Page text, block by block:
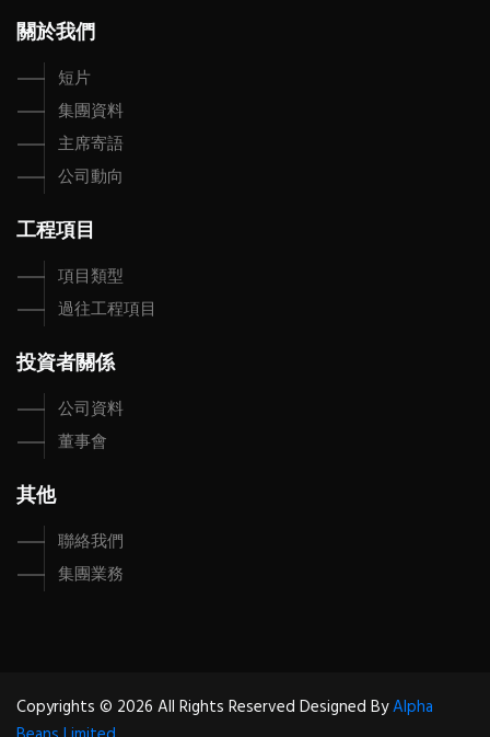
關於我們
短片
集團資料
主席寄語
公司動向
工程項目
項目類型
過往工程項目
投資者關係
公司資料
董事會
其他
聯絡我們
集團業務
Copyrights © 2026 All Rights Reserved Designed ByAlpha